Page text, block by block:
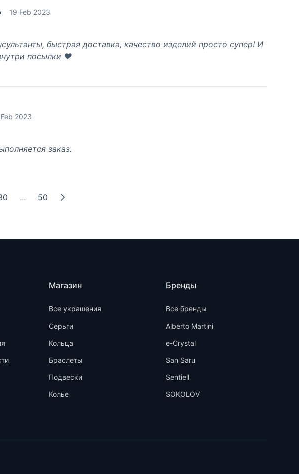
19 Feb 2023
быстрая доставка, качество изделий просто супер! И
посылки ♥️
2023
заказ.
... 50
Магазин
Все украшения
Серьги
Кольца
Браслеты
Подвески
Колье
Бренды
Все бренды
Alberto Martini
e-Crystal
San Saru
Sentiell
SOKOLOV